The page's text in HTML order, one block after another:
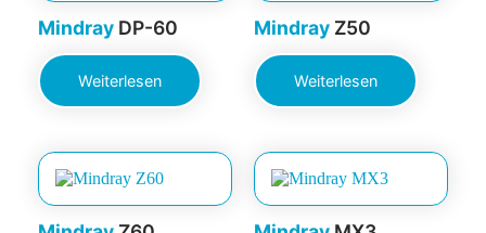
MindrayDP-60
Weiterlesen
MindrayZ50
Weiterlesen